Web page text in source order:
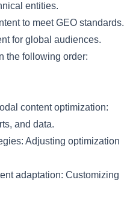
entities.
to meet GEO standards.
for global audiences.
the following order:
content optimization:
and data.
Adjusting optimization
adaptation: Customizing